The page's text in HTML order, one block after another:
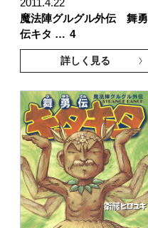
2011.4.22
魔法陣グルグル外伝 舞勇
伝キタ … 4
詳しく見る